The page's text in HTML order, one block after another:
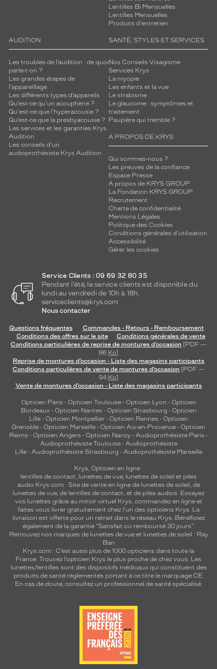
Lentilles Bi Mensuelles
Lentilles Mensuelles
Produits d'entretien
AUDITION
Les troubles de l’audition : de quoi
parle-t-on ?
Les grandes étapes de
l'appareillage
Les différents types d’appareils
Qu’est-ce qu'un acouphène ?
Qu'est-ce que l'hyperacousie ?
Qu’est-ce que la presbyacousie ?
Les services et les garanties Krys
Audition
Les conseils d'un
audioprothésiste Krys Audition
SANTÉ, STYLES ET SERVICES
Nos Conseils Visagisme
Services Krys
La myopie
Les enfants et la vue
Le strabisme
Le glaucome : symptômes et
traitement
Paupière qui tremble ?
A PROPOS DE KRYS
Qui sommes-nous ?
Les preuves de la confiance
Espace Presse
A propos de KRYS GROUP
La Fondation KRYS GROUP
Recrutement
Charte de confidentialité
Mentions Légales
Politique des Cookies
Conditions générales d'utilisation
Accessibilité
Gérer les cookies
Service Clients : 09 69 32 80 35
Pendant l'été, le service clients est disponible du
lundi au vendredi de 10h à 18h.
serviceclients@krys.com
Nous contacter
Questions fréquentes
Commandes - Retours - Remboursement
Conditions des offres sur le site
Conditions générales de vente
Conditions particulières de reprise de montures d’occasion [PDF —
86 Ko]
Reprise de montures d’occasion - Liste des magasins participants
Conditions particulières de vente de montures d’occasion [PDF —
94 Ko]
Vente de montures d’occasion - Liste des magasins participants
Opticien Paris - Opticien Toulouse- Opticien Lyon - Opticien
Bordeaux- Opticien Nantes - Opticien Strasbourg - Opticien
Lille - Opticien Montpellier - Opticien Rennes - Opticien
Grenoble - Opticien Marseille - Opticien Aix-en-Provence - Opticien
Reims - Opticien Angers - Opticien Nancy - Audioprothésiste Paris -
Audioprothésiste Toulouse- Audioprothésiste
Lille- Audioprothésiste Strasbourg - Audioprothésiste Marseille
Krys, Opticien en ligne :
lentilles de contact, lunettes de vue, lunettes de soleil et piles
audio Krys.com : Site de vente en ligne de lunettes de soleil, de
lunettes de vue, de lentilles de contact, et de piles audios. Essayez
vos lunettes grâce au miroir virtuel Krys, commandez en ligne et
faites vous livrer gratuitement chez l'un des opticiens Krys. La
livraison est offerte pour un retrait dans le réseau Krys. Bénéficiez
également de la garantie "Satisfait ou remboursé 30 jours".
Retrouvez nos marques de lunettes de vue et lunettes de soleil : Ray
Ban
Krys.com : C’est aussi plus de 1000 opticiens dans toute la
France. Trouvez l’opticien Krys le plus proche de chez vous. Les
lunettes/lentilles sont des dispositifs médicaux qui constituent des
produits de santé réglementés portant à ce titre le marquage CE.
En cas de doute, consultez un professionnel de santé spécialisé.